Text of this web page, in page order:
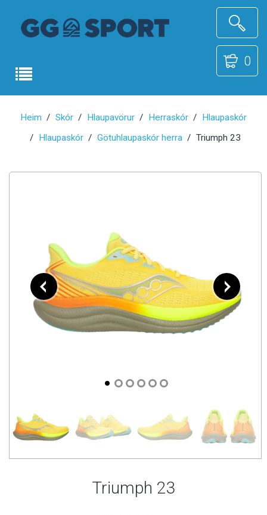
0
Heim Skór Hlaupavörur Herraskór
Hlaupaskór
Hlaupaskór
Götuhlaupaskór herra Triumph 23
Triumph 23